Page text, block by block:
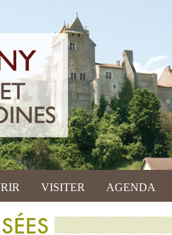
VISITER AGENDA